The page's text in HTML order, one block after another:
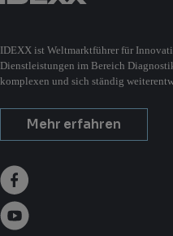
IDEXX ist Weltmarktführer für
Dienstleistungen im Bereich
komplexen und sich ständig
Mehr erfahren